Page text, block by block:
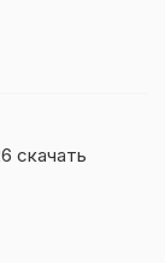
скачать